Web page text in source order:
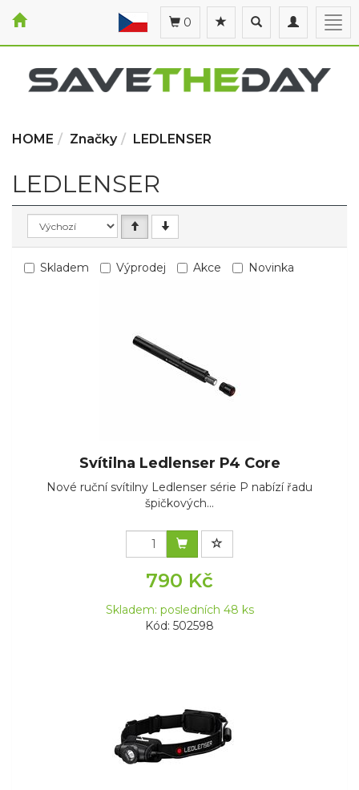
Toggle
navigation
Toggle
search
0
HOME Značky LEDLENSER
LEDLENSER
Skladem Výprodej Akce Novinka
Svítilna Ledlenser P4 Core
Nové ruční svítilny Ledlenser série P nabízí řadu
špičkových...
790 Kč
Skladem: posledních 48 ks
Kód: 502598